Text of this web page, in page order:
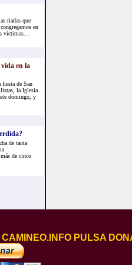
riadas que
en
víctimas....
en la
de San
la Iglesia
domingo, y
de tanta
de cinco
PULSA